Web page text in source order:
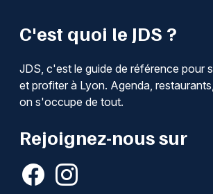
C'est quoi le JDS ?
JDS, c'est le guide de référence pour
et profiter à Lyon. Agenda,
on s'occupe de tout.
Rejoignez-nous sur